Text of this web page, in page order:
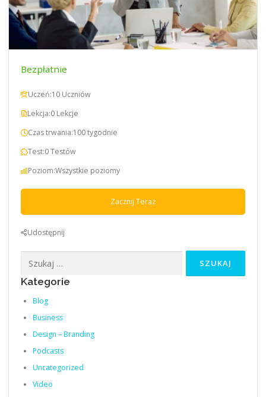
Bezpłatnie
Uczeń:10 Uczniów
Lekcja:0 Lekcje
Czas trwania:100 tygodnie
Test:0 Testów
Poziom:Wszystkie poziomy
Zacznij Teraz
Udostępnij
Kategorie
Blog
Business
Design – Branding
Podcasts
Uncategorized
Video